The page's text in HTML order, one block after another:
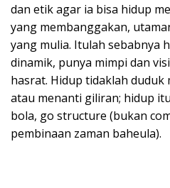
dan etik agar ia bisa hidup
yang membanggakan,
yang mulia. Itulah sebabnya
dinamik, punya mimpi dan
hasrat. Hidup tidaklah duduk
atau menanti giliran; hidup
bola, go structure (bukan
pembinaan zaman baheula).